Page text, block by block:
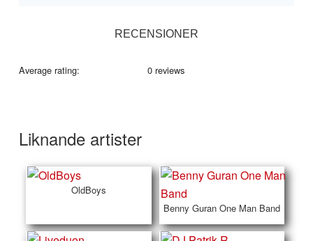
RECENSIONER
Average rating: 0 reviews
Liknande artister
OldBoys
Benny Guran One Man Band